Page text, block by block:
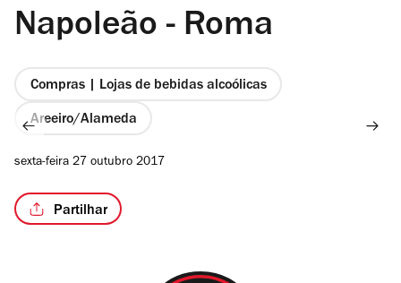
Napoleão - Roma
Compras | Lojas de bebidas alcoólicas
Areeiro/Alameda
sexta-feira 27 outubro 2017
Partilhar